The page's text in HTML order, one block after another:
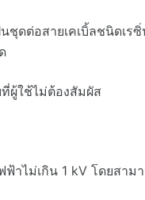
ชุดต่อสายเคเบิ้ลชนิดเร
ผู้ใช้ไม่ต้องสัมผัส
ฟ้าไม่เกิน 1 kV โดยสาม